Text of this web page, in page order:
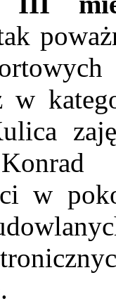
w
w